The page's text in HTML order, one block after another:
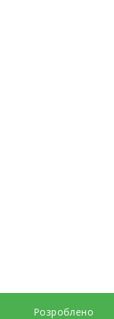
Розроблено